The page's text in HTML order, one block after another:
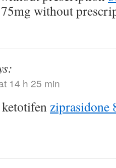
without
14 h 25 min
ziprasidone